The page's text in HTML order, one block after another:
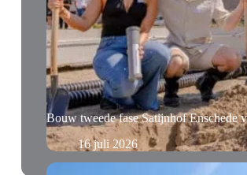
Bouw tweede fase Satijnhof Enschede
16 juli 2026